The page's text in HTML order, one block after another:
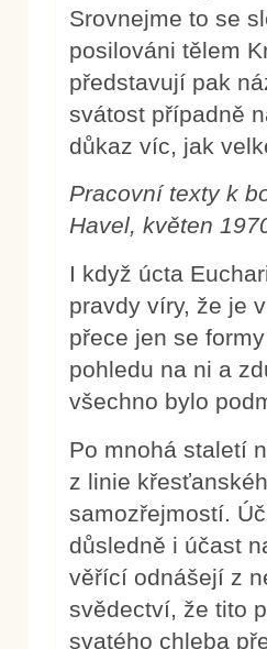
Srovnejme to se
posilováni tělem
představují pak
svátost případně
důkaz víc, jak
Pracovní texty k
Havel, květen
I když úcta
pravdy víry, že je
přece jen se
pohledu na ni a
všechno bylo
Po mnohá staletí
z linie
samozřejmostí.
důsledně i účast
věřící odnášejí z
svědectví, že tito
svatého chleba